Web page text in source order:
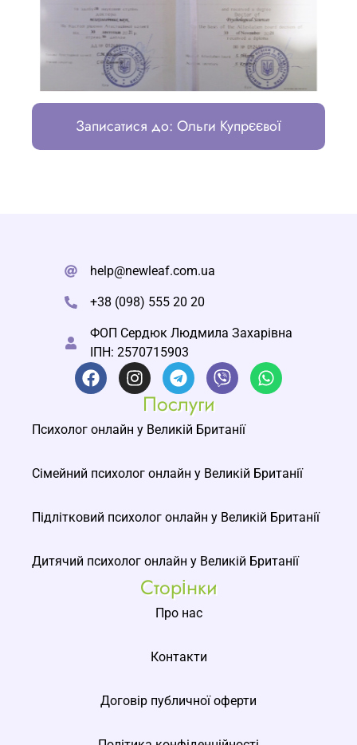
Записатися до: Ольги Купрєєвої
help@newleaf.com.ua
+38 (098) 555 20 20
ФОП Сердюк Людмила Захарівна
ІПН: 2570715903
Послуги
Психолог онлайн у Великій Британії
Сімейний психолог онлайн у Великій Британії
Підлітковий психолог онлайн у Великій Британії
Дитячий психолог онлайн у Великій Британії
Сторінки
Про нас
Контакти
Договір публичної оферти